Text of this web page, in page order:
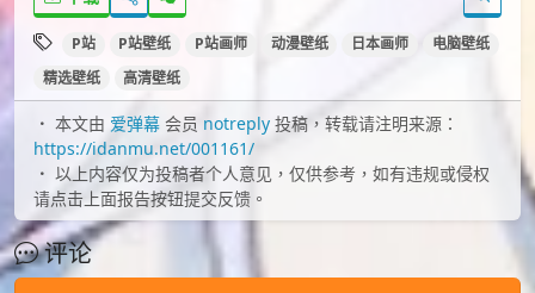
cf.BattlequeenYume
下载
P站